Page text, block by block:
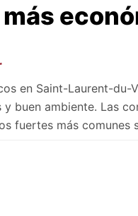
más
en Saint-Laurent-
buen ambiente. Las
fuertes más comunes